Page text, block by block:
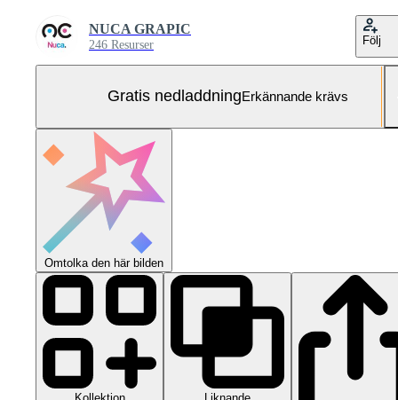
NUCA GRAPIC
246 Resurser Följ
Gratis nedladdningErkännande krävs
Omtolka den här bilden